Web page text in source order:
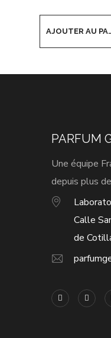
PARFUM
Une équipe
depuis plus
Calle
de